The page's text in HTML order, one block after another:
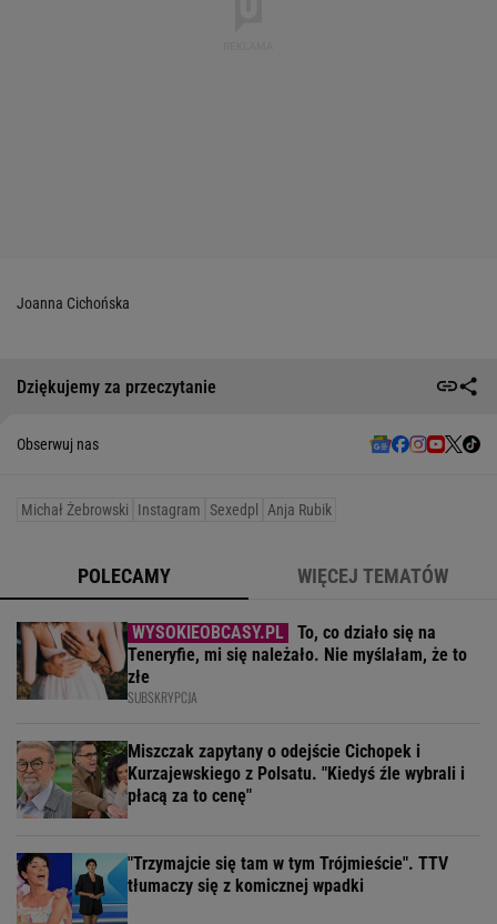
Joanna Cichońska
Dziękujemy za przeczytanie
Obserwuj nas
Michał Żebrowski Instagram Sexedpl Anja Rubik
POLECAMY WIĘCEJ TEMATÓW
To, co działo się na
Teneryfie, mi się należało. Nie myślałam, że to
złe
SUBSKRYPCJA
Miszczak zapytany o odejście Cichopek i
Kurzajewskiego z Polsatu. "Kiedyś źle wybrali i
płacą za to cenę"
"Trzymajcie się tam w tym Trójmieście". TTV
tłumaczy się z komicznej wpadki